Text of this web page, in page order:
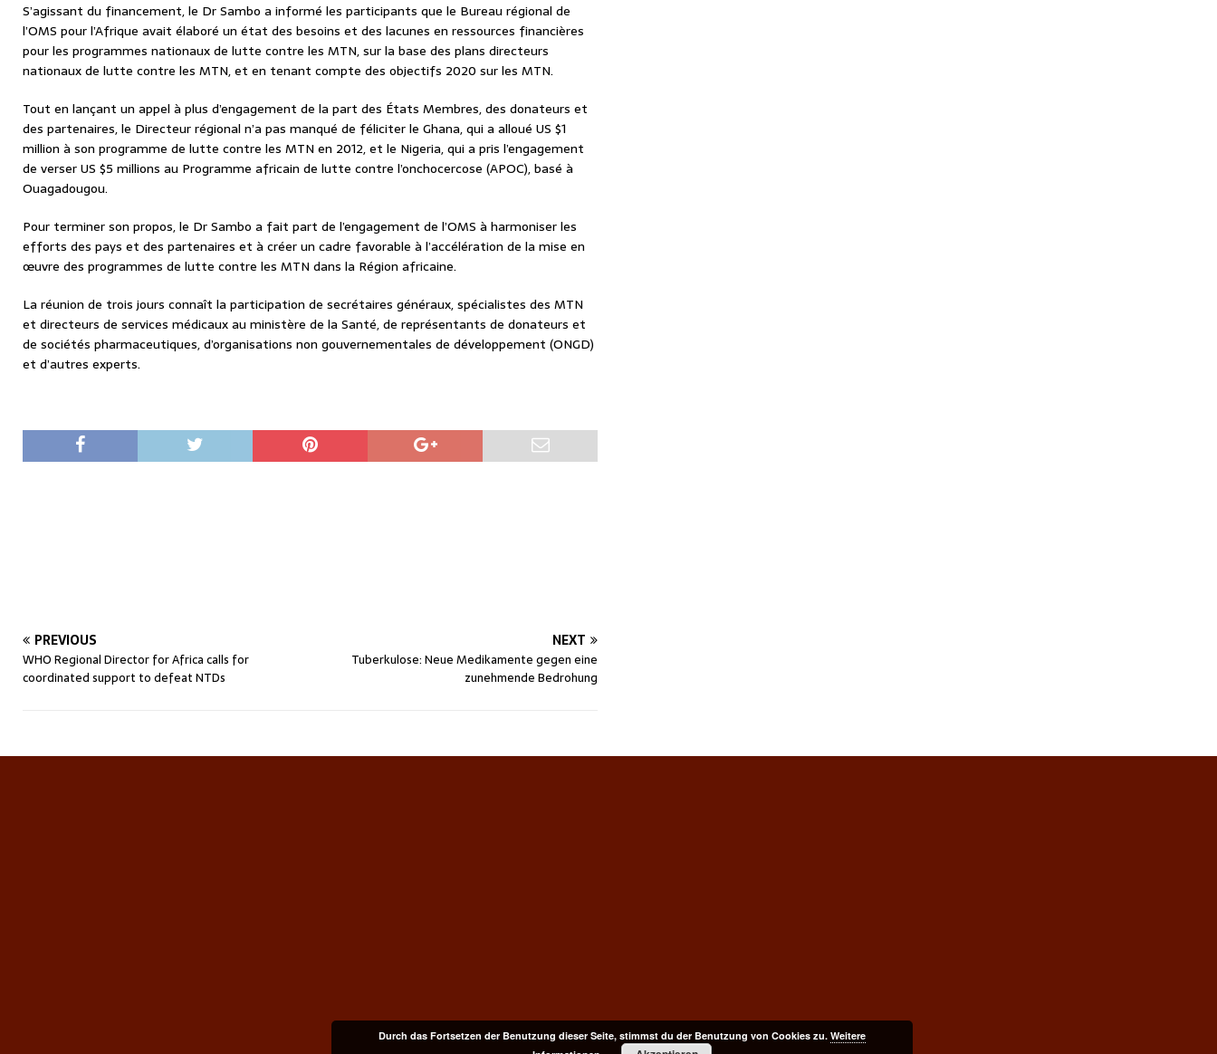
S’agissant du financement, le Dr Sambo a informé les participants que le Bureau régional de
l’OMS pour l’Afrique avait élaboré un état des besoins et des lacunes en ressources financières
pour les programmes nationaux de lutte contre les MTN, sur la base des plans directeurs
nationaux de lutte contre les MTN, et en tenant compte des objectifs 2020 sur les MTN.
Tout en lançant un appel à plus d’engagement de la part des États Membres, des donateurs et
des partenaires, le Directeur régional n’a pas manqué de féliciter le Ghana, qui a alloué US $1
million à son programme de lutte contre les MTN en 2012, et le Nigeria, qui a pris l’engagement
de verser US $5 millions au Programme africain de lutte contre l’onchocercose (APOC), basé à
Ouagadougou.
Pour terminer son propos, le Dr Sambo a fait part de l’engagement de l’OMS à harmoniser les
efforts des pays et des partenaires et à créer un cadre favorable à l’accélération de la mise en
œuvre des programmes de lutte contre les MTN dans la Région africaine.
La réunion de trois jours connaît la participation de secrétaires généraux, spécialistes des MTN
et directeurs de services médicaux au ministère de la Santé, de représentants de donateurs et
de sociétés pharmaceutiques, d’organisations non gouvernementales de développement (ONGD)
et d’autres experts.
PREVIOUS
WHO Regional Director for Africa calls for
coordinated support to defeat NTDs
NEXT
Tuberkulose: Neue Medikamente gegen eine
zunehmende Bedrohung
Durch das Fortsetzen der Benutzung dieser Seite, stimmst du der Benutzung von Cookies zu. Weitere